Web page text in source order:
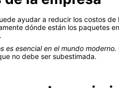
ayudar a reducir los costos
dónde están los paquetes
es esencial en el mundo moderno.
no debe ser subestimada.